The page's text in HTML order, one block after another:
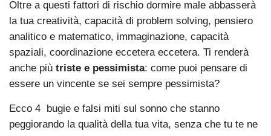
Oltre a questi fattori di rischio dormire male abbasserà
la tua creatività, capacità di problem solving, pensiero
analitico e matematico, immaginazione, capacità
spaziali, coordinazione eccetera eccetera. Ti renderà
anche più triste e pessimista: come puoi pensare di
essere un vincente se sei sempre pessimista?
Ecco 4 bugie e falsi miti sul sonno che stanno
peggiorando la qualità della tua vita, senza che tu te ne